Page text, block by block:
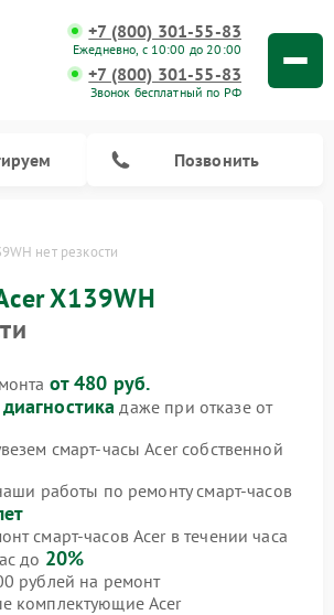
+7 (800) 301-55-83
Ежедневно, с 10:00 до 20:00
+7 (800) 301-55-83
Звонок бесплатный по РФ
Позвонить
нет резкости
X139WH
от 480 руб.
даже при отказе от
смарт-часы Acer собственной
работы по ремонту смарт-часов
смарт-часов Acer в течении часа
до 20%
рублей на ремонт
комплектующие Acer